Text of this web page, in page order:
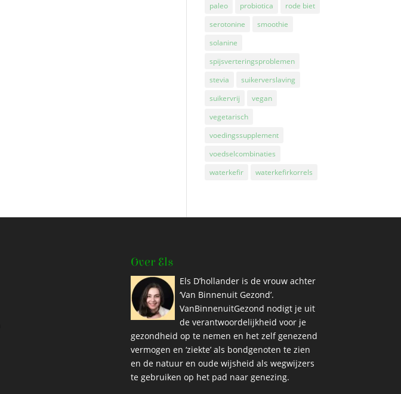
paleo
probiotica
rode biet
serotonine
smoothie
solanine
spijsverteringsproblemen
stevia
suikerverslaving
suikervrij
vegan
vegetarisch
voedingssupplement
voedselcombinaties
waterkefir
waterkefirkorrels
Over Els
Els D’hollander is de vrouw achter
‘Van Binnenuit Gezond’.
VanBinnenuitGezond nodigt je uit
de verantwoordelijkheid voor je
gezondheid op te nemen en het zelf genezend
vermogen en ‘ziekte’ als bondgenoten te zien
en de natuur en oude wijsheid als wegwijzers
te gebruiken op het pad naar genezing.